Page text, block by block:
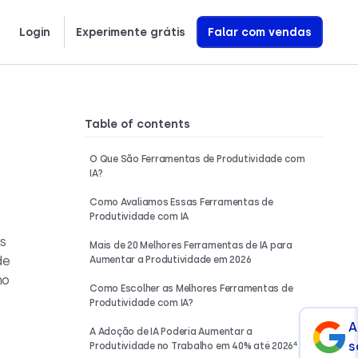
Login Experimente grátis Falar com vendas
Table of contents
O Que São Ferramentas de Produtividade com
IA?
Como Avaliamos Essas Ferramentas de
Produtividade com IA
Mais de 20 Melhores Ferramentas de IA para
Aumentar a Produtividade em 2026
Como Escolher as Melhores Ferramentas de
Produtividade com IA?
A Adoção de IA Poderia Aumentar a
Produtividade no Trabalho em 40% até 2026⁴